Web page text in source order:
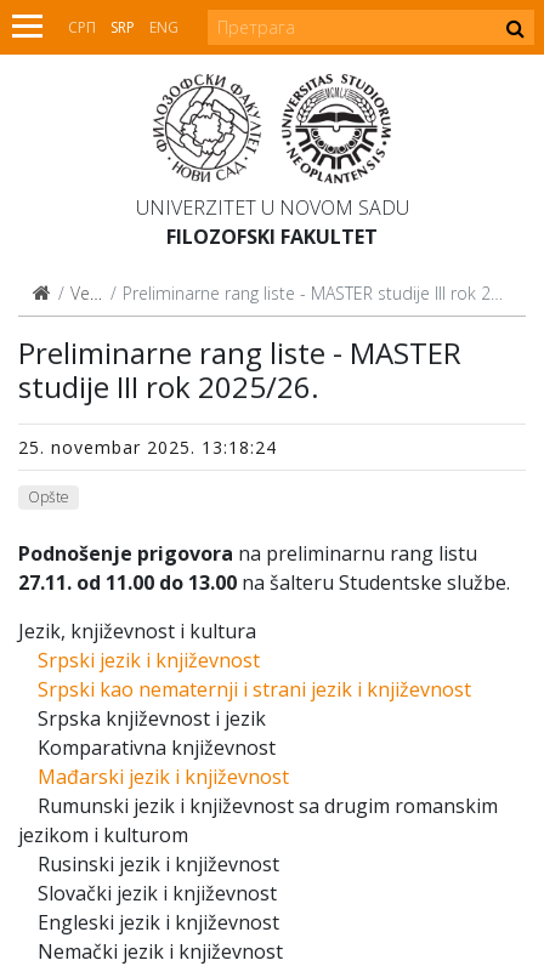
СРП SRP ENG
UNIVERZITET U NOVOM SADU
FILOZOFSKI FAKULTET
Vesti Preliminarne rang liste - MASTER studije III rok 2025/26.
Preliminarne rang liste - MASTER
studije III rok 2025/26.
25. novembar 2025. 13:18:24
Opšte
Podnošenje prigovora na preliminarnu rang listu
27.11. od 11.00 do 13.00 na šalteru Studentske službe.
Jezik, književnost i kultura
Srpski jezik i književnost
Srpski kao nematernji i strani jezik i književnost
Srpska književnost i jezik
Komparativna književnost
Mađarski jezik i književnost
Rumunski jezik i književnost sa drugim romanskim
jezikom i kulturom
Rusinski jezik i književnost
Slovački jezik i književnost
Engleski jezik i književnost
Nemački jezik i književnost